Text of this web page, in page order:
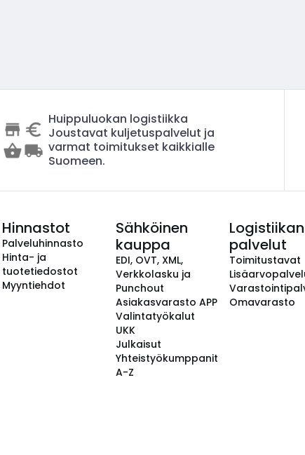
Huippuluokan logistiikka
Joustavat kuljetuspalvelut ja
varmat toimitukset kaikkialle
Suomeen.
Hinnastot
Palveluhinnasto
Hinta- ja
tuotetiedostot
Myyntiehdot
Sähköinen
kauppa
EDI, OVT, XML,
Verkkolasku ja
Punchout
Asiakasvarasto APP
Valintatyökalut
UKK
Julkaisut
Yhteistyökumppanit
A-Z
Logistiikan
palvelut
Toimitustavat
Omavarasto